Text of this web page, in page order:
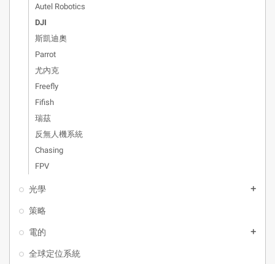
Autel Robotics
DJI
斯凱迪奧
Parrot
尤內克
Freefly
Fifish
瑞茲
反無人機系統
Chasing
FPV
光學 add
策略
電的 add
全球定位系統